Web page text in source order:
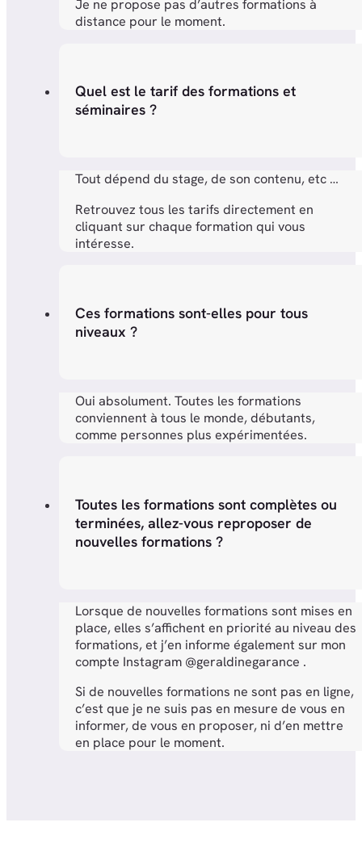
Je ne propose pas d’autres formations à
distance pour le moment.
Quel est le tarif des formations et
séminaires ?
Tout dépend du stage, de son contenu, etc …
Retrouvez tous les tarifs directement en
cliquant sur chaque formation qui vous
intéresse.
Ces formations sont-elles pour tous
niveaux ?
Oui absolument. Toutes les formations
conviennent à tous le monde, débutants,
comme personnes plus expérimentées.
Toutes les formations sont complètes ou
terminées, allez-vous reproposer de
nouvelles formations ?
Lorsque de nouvelles formations sont mises en
place, elles s’affichent en priorité au niveau des
formations, et j’en informe également sur mon
compte Instagram @geraldinegarance .
Si de nouvelles formations ne sont pas en ligne,
c’est que je ne suis pas en mesure de vous en
informer, de vous en proposer, ni d’en mettre
en place pour le moment.